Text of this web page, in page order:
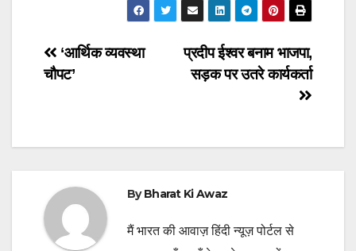
Post
प्रदीप ईश्वर बनाम भाजपा,
सड़क पर उतरे कार्यकर्ता
‘आर्थिक व्यवस्था
चौपट’
ByBharat Ki Awaz
मैं भारत की आवाज़ हिंदी न्यूज़ पोर्टल से